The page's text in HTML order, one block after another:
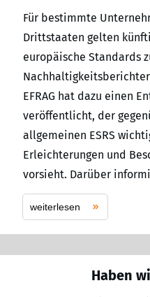
Für bestimmte
Drittstaaten gelten
europäische Standards
EFRAG hat dazu einen
veröffentlicht, der
allgemeinen ESRS
Erleichterungen und
vorsieht. Darüber
weiterlesen
Haben